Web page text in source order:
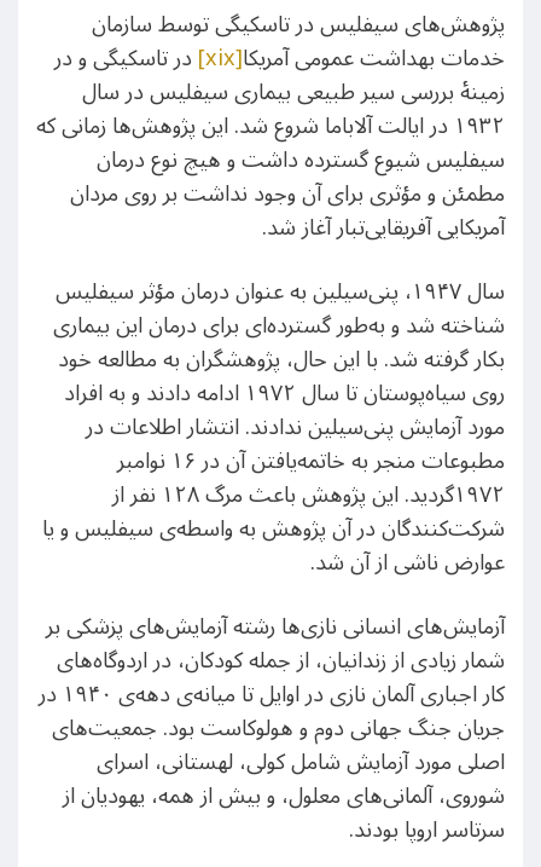
پژوهش‌های سیفلیس در تاسکیگی توسط سازمان
خدمات بهداشت عمومی آمریکا[xix] در تاسکیگی و در
زمینهٔ بررسی سیر طبیعی بیماری سیفلیس در سال
۱۹۳۲ در ایالت آلاباما شروع شد. این پژوهش‌ها زمانی که
سیفلیس شیوع گسترده‌ داشت و هیچ نوع درمان
مطمئن و مؤثری برای آن وجود نداشت بر روی مردان
آمریکایی آفریقایی‌تبار آغاز شد.
سال ۱۹۴۷، پنی‌سیلین به عنوان درمان مؤثر سیفلیس
شناخته شد و به‌طور گسترده‌ای برای درمان این بیماری
بکار گرفته شد. با این حال، پژوهشگران به مطالعه خود
روی سیاه‌پوستان تا سال ۱۹۷۲ ادامه دادند و به افراد
مورد آزمایش پنی‌سیلین ندادند. انتشار اطلاعات در
مطبوعات منجر به خاتمه‌یافتن آن در ۱۶ نوامبر
۱۹۷۲گردید. این پژوهش باعث مرگ ۱۲۸ نفر از
شرکت‌کنندگان در آن پژوهش به واسطه‌ی سیفلیس و یا
عوارض ناشی از آن شد.
آزمایش‌های انسانی نازی‌ها رشته آزمایش‌های پزشکی بر
شمار زیادی از زندانیان، از جمله کودکان، در اردوگاه‌های
کار اجباری آلمان نازی در اوایل تا میانه‌ی دهه‌ی ۱۹۴۰ در
جریان جنگ جهانی دوم و هولوکاست بود. جمعیت‌های
اصلی مورد آزمایش شامل کولی، لهستانی، اسرای
شوروی، آلمانی‌های معلول، و بیش از همه، یهودیان از
سرتاسر اروپا بودند.